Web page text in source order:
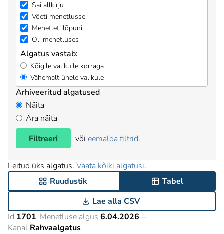
Sai allkirju
Võeti menetlusse
Menetleti lõpuni
Oli menetluses
Algatus vastab:
Kõigile valikuile korraga
Vähemalt ühele valikule
Arhiveeritud algatused
Näita
Ära näita
Filtreeri
või eemalda filtrid.
Leitud üks algatus. Vaata kõiki algatusi.
Ruudustik
Tabel
Lae alla CSV
Id 1701 Menetluse algus 6.04.2026—
Kanal Rahvaalgatus